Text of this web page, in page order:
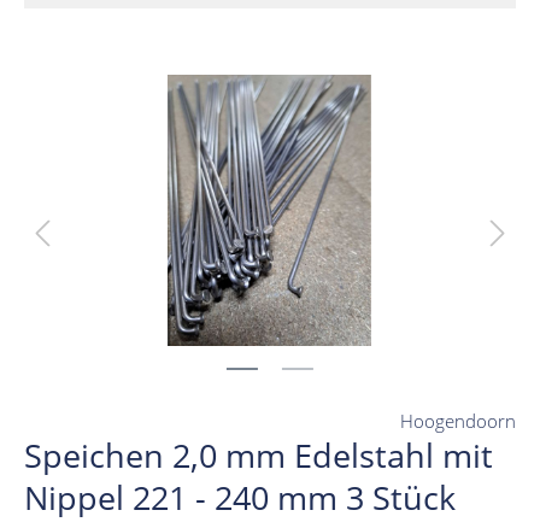
Speichen 2,0 mm Edelstahl mit
Nippel 221 - 240 mm 3 Stück
Hoogendoorn